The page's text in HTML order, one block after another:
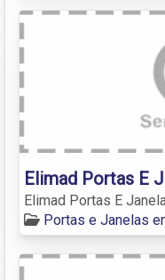
Elimad Portas E
Elimad Portas E
Portas e Janelas